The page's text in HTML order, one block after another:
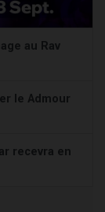
au Rav
le Admour
recevra en